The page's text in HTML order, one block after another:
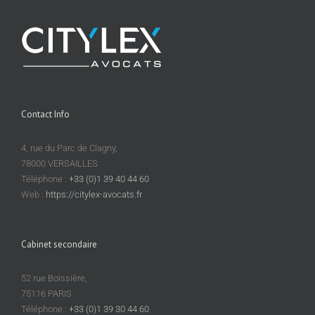
Contact Info
4, rue du Parc de Clagny,
78000 VERSAILLES
Téléphone : +33 (0)1 39 40 44 60
Web : https://citylex-avocats.fr
Cabinet secondaire
52 rue Boissière,
75116 PARIS
Téléphone : +33 (0)1 39 30 44 60